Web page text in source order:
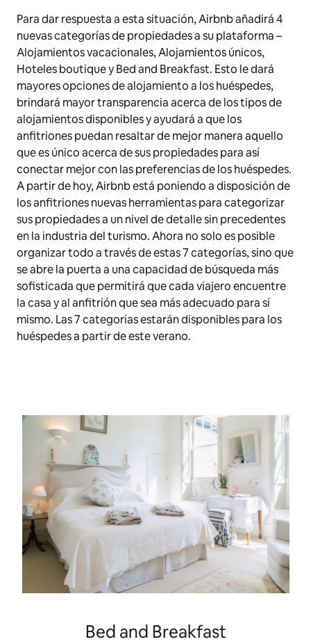
Para dar respuesta a esta situación, Airbnb añadirá 4
nuevas categorías de propiedades a su plataforma –
Alojamientos vacacionales, Alojamientos únicos,
Hotelesboutiquey Bed and Breakfast. Esto le dará
mayores opciones de alojamiento a los huéspedes,
brindará mayor transparencia acerca de los tipos de
alojamientos disponibles y ayudará a que los
anfitriones puedan resaltar de mejor manera aquello
que es único acerca de sus propiedades para así
conectar mejor con las preferencias de los huéspedes.
A partir de hoy, Airbnb está poniendo a disposición de
los anfitriones nuevas herramientas para categorizar
sus propiedades a un nivel de detalle sin precedentes
en la industria del turismo. Ahora no solo es posible
organizar todo a través de estas 7 categorías, sino que
se abre la puerta a una capacidad de búsqueda más
sofisticada que permitirá que cada viajero encuentre
la casa y al anfitrión que sea más adecuado para sí
mismo. Las 7 categorías estarán disponibles para los
huéspedes a partir de este verano.
Bed and Breakfast